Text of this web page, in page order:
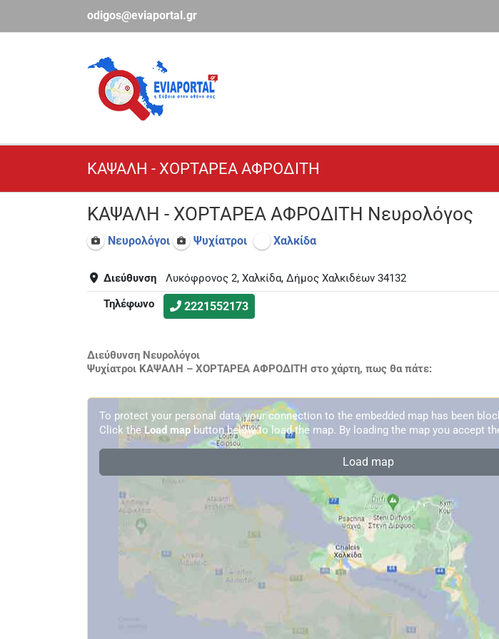
περιεχόμενο
odigos@eviaportal.gr
ΚΑΨΑΛΗ - ΧΟΡΤΑΡΕΑ ΑΦΡΟΔΙΤΗ
ΚΑΨΑΛΗ - ΧΟΡΤΑΡΕΑ ΑΦΡΟΔΙΤΗ Νευρολόγος
Νευρολόγοι Ψυχίατροι Χαλκίδα
Διεύθυνση
Λυκόφρονος 2, Χαλκίδα, Δήμος Χαλκιδέων 34132
Τηλέφωνο
2221552173
Διεύθυνση Νευρολόγοι
Ψυχίατροι ΚΑΨΑΛΗ – ΧΟΡΤΑΡΕΑ ΑΦΡΟΔΙΤΗ στο χάρτη, πως θα πάτε:
To protect your personal data, your connection to the embedded map has been
Click the Load mapbutton below to load the map. By loading the map you accept
Load map